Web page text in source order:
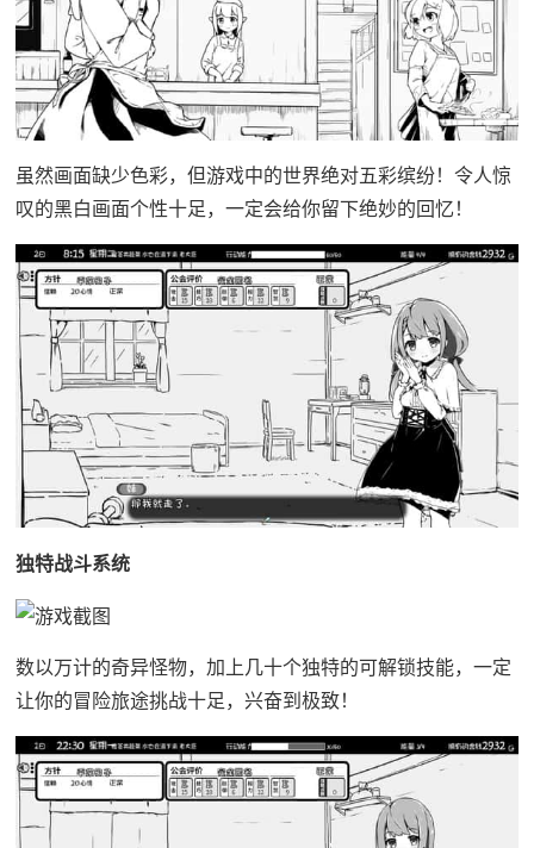
虽然画面缺少色彩，但游戏中的世界绝对五彩缤纷！令人惊
叹的黑白画面个性十足，一定会给你留下绝妙的回忆！
独特战斗系统
数以万计的奇异怪物，加上几十个独特的可解锁技能，一定
让你的冒险旅途挑战十足，兴奋到极致！